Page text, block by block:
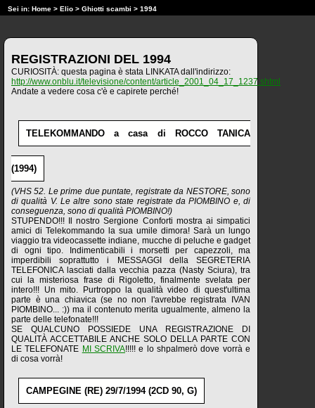
Sei in: Home > Elio > Ghiotti scambi > 1994
REGISTRAZIONI DEL 1994
CURIOSITÀ: questa pagina è stata LINKATA dall'indirizzo:
http://www.onblu.it/televisione/content/article_2001_04_17_1237.shtml
Andate a vedere cosa c'è e capirete perché!
TELEKOMMANDO a casa di ROCCO TANICA
(1994)
(VHS 52. Le prime due puntate, registrate da NESTORE, sono
di qualità V. Le altre sono state registrate da PIOMBINO e, di
conseguenza, sono di qualità PIOMBINO!)
STUPENDO!!! Il nostro Sergione Conforti mostra ai simpatici
amici di Telekommando la sua umile dimora! Sarà un lungo
viaggio tra videocassette indiane, mucche di peluche e gadget
di ogni tipo. Indimenticabili i morsetti per capezzoli, ma
imperdibili soprattutto i MESSAGGI della SEGRETERIA
TELEFONICA lasciati dalla vecchia pazza (Nasty Sciura), tra
cui la misteriosa frase di Rigoletto, finalmente svelata per
intero!!! Un mito. Purtroppo la qualità video di quest'ultima
parte è una chiavica (se no non l'avrebbe registrata IVAN
PIOMBINO... :)) ma il contenuto merita ugualmente, almeno la
parte delle telefonate!!!
SE QUALCUNO POSSIEDE UNA REGISTRAZIONE DI
QUALITÀ ACCETTABILE ANCHE SOLO DELLA PARTE CON
LE TELEFONATE MI SCRIVA!!!!! e lo shpalmerò dove vorrà e
di cosa vorrà!
CAMPEGINE (RE) 29/7/1994 (2CD 90, G)